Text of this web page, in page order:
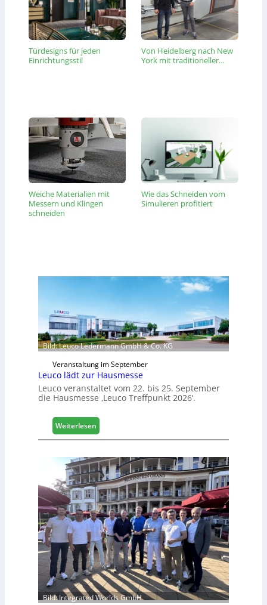
Türdesigns für jeden
Einrichtungsstil
Von Heidelberg nach New
York mit traditioneller…
Weiche Materialien mit
Messern und Klingen
schneiden
Wie das Schneiden vom
Simulieren profitiert
Bild: Leuco Ledermann GmbH & Co. KG
Veranstaltung im September
Leuco lädt zur Hausmesse
Leuco veranstaltet vom 22. bis 25. September
die Hausmesse ‚Leuco Treffpunkt 2026‘.
Weiterlesen
L
u
c
o
l
ä
d
t
z
u
r
H
a
u
Bild: Integrated Worlds GmbH